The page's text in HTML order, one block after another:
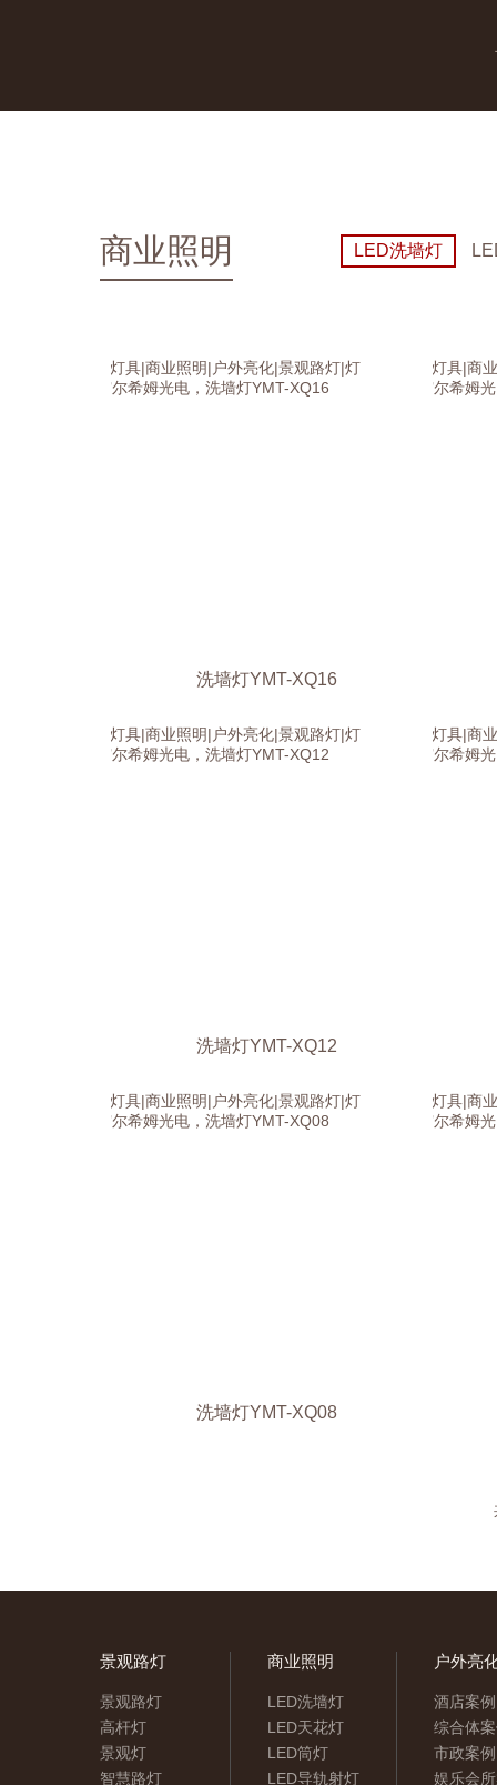
商业照明 LED洗墙灯
洗墙灯YMT-XQ16
洗墙灯YMT-XQ12
洗墙灯YMT-XQ08
景观路灯
景观路灯
高杆灯
景观灯
智慧路灯
商业照明
LED洗墙灯
LED天花灯
LED筒灯
LED导轨射灯
户外亮
酒店案例
综合体
市政案例
娱乐会